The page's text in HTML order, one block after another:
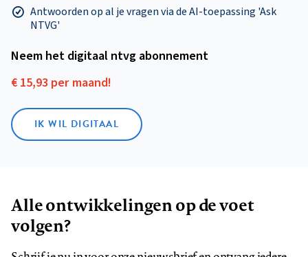
Antwoorden op al je vragen via de AI-toepassing 'Ask
NTVG'
Neem het digitaal ntvg abonnement
€ 15,93 per maand!
IK WIL DIGITAAL
Alle ontwikkelingen op de voet
volgen?